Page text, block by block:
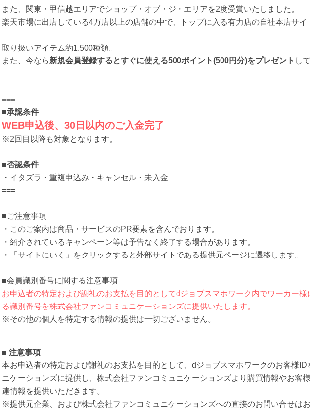
また、関東・甲信越エリアでショップ・オブ・ジ・エリアを2度受賞いたしました。
楽天市場に出店している4万店以上の店舗の中で、トップに入る有力店の自社本店サイ
取り扱いアイテム約1,500種類。
また、今なら新規会員登録するとすぐに使える500ポイント(500円分)をプレゼント し
===
■承認条件
WEB申込後、30日以内のご入金完了
※2回目以降も対象となります。
■否認条件
・イタズラ・重複申込み・キャンセル・未入金
===
■ご注意事項
・このご案内は商品・サービスのPR要素を含んでおります。
・紹介されているキャンペーン等は予告なく終了する場合があります。
・「サイトにいく」をクリックすると外部サイトである提供元ページに遷移します。
■会員識別番号に関する注意事項
お申込者の特定および謝礼のお支払を目的としてdジョブスマホワーク内でワーカー
る識別番号を株式会社ファンコミュニケーションズに提供いたします。
※その他の個人を特定する情報の提供は一切ございません。
■ 注意事項
本お申込者の特定および謝礼のお支払を目的として、dジョブスマホワークのお客様
ニケーションズに提供し、株式会社ファンコミュニケーションズより購買情報やお客
連情報を提供いただきます。
※提供元企業、および株式会社ファンコミュニケーションズへの直接のお問い合せは